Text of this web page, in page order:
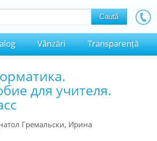
Vânzări Transparență
для учителя.
Гремальски, Ирина